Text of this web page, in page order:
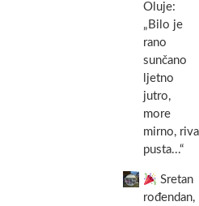
Oluje:
„Bilo je
rano
sunčano
ljetno
jutro,
more
mirno, riva
pusta...“
Sretan
rođendan,